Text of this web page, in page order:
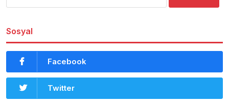
Sosyal
Facebook
Twitter